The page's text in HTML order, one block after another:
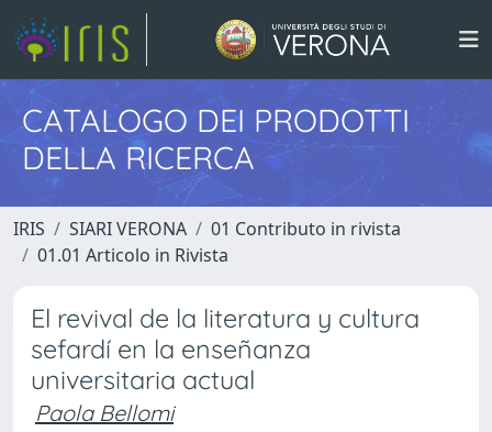
CATALOGO DEI PRODOTTI
DELLA RICERCA
IRIS SIARI VERONA
01 Contributo in rivista
01.01 Articolo in Rivista
El revival de la literatura y cultura
sefardí en la enseñanza
universitaria actual
Paola Bellomi